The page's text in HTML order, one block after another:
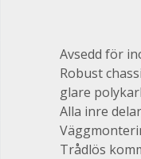
Avsedd för
Robust
glare
Alla inre
Trådlös